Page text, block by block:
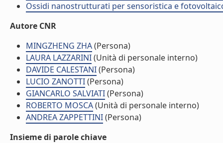
Ossidi nanostrutturati per sensoristica e fotovoltaico
Autore CNR
MINGZHENG ZHA(Persona)
LAURA LAZZARINI(Unità di personale interno)
DAVIDE CALESTANI(Persona)
LUCIO ZANOTTI(Persona)
GIANCARLO SALVIATI(Persona)
ROBERTO MOSCA(Unità di personale interno)
ANDREA ZAPPETTINI(Persona)
Insieme di parole chiave